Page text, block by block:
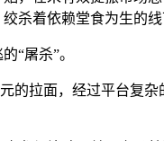
杀着依赖堂食为生的线
“屠杀”。
的拉面，经过平台复